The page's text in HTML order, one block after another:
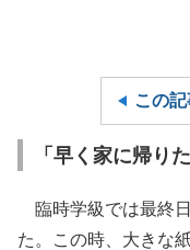
この
「早く家に帰り
臨時学級では最終
た。この時、大きな